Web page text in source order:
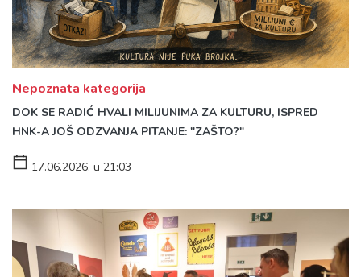
Nepoznata kategorija
DOK SE RADIĆ HVALI MILIJUNIMA ZA KULTURU, ISPRED
HNK-A JOŠ ODZVANJA PITANJE: "ZAŠTO?"
17.06.2026. u 21:03